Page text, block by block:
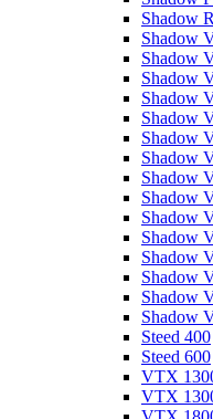
Shadow
Shadow
Shadow
Shadow
Shadow
Shadow
Shadow
Shadow
Shadow
Shadow
Shadow
Shadow
Shadow
Shadow
Shadow
Shadow
Steed 400
Steed 600
VTX
VTX